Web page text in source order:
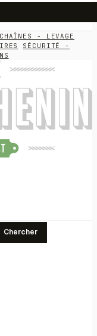
- LEVAGE
SÉCURITÉ -
Chercher